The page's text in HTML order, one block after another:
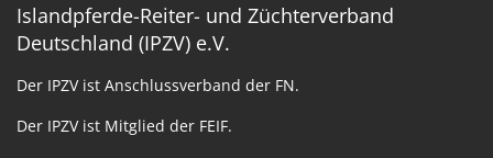
Islandpferde-Reiter- und Züchterverband
Deutschland (IPZV) e.V.
Der IPZV ist Anschlussverband der FN.
Der IPZV ist Mitglied der FEIF.